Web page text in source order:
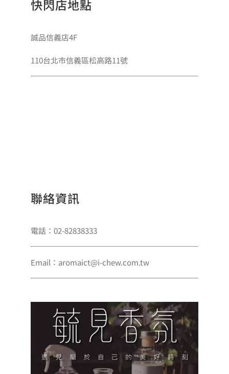
快閃店地點
誠品信義店4F
110台北市信義區松高路11號
聯絡資訊
電話：02-82838333
Email：aromaict@i-chew.com.tw